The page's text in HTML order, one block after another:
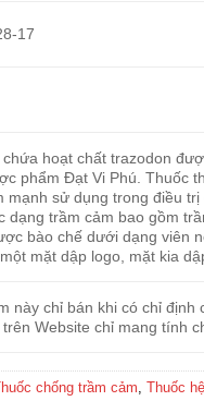
17
chứa hoạt chất trazodon
phẩm Đạt Vi Phú. Thuốc
mạnh sử dụng trong điều
dạng trầm cảm bao gồm
bào chế dưới dạng viên
mặt dập logo, mặt kia
này chỉ bán khi có chỉ định
Website chỉ mang tính
chống trầm cảm, Thuốc